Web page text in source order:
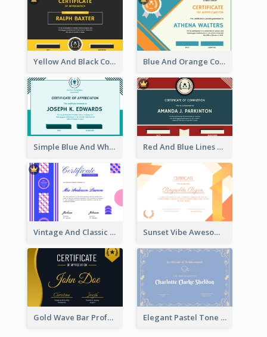
Yellow And Black Contrast Simple Certificate Blue And Orange Company Triangles With Badge Certificate
Simple Blue And White Rectangle Certificate Red And Blue Lines And Badge Completion Certificate
Vintage And Classic Vibrant Certificate Design Ideas Sunset Vibe Awesome Graphic Certificate Design
Gold Wave Bar Professional Certificate of Appreciation Elegant Pastel Tone Floral Certificate Design